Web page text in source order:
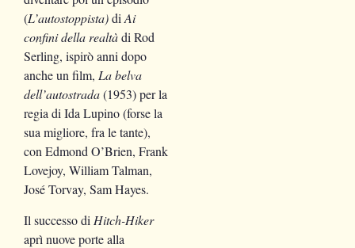
(L’autostoppista)diAi
confini della realtàdi Rod
Serling, ispirò anni dopo
anche un film, La belva
dell’autostrada(1953) per la
regia di Ida Lupino (forse la
sua migliore, fra le tante),
con Edmond O’Brien, Frank
Lovejoy, William Talman,
José Torvay, Sam Hayes.
Il successo di Hitch-Hiker
aprì nuove porte alla